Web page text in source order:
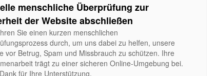
menschliche Überprüfung zur
der Website abschließen
Sie einen kurzen menschlichen
durch, um uns dabei zu helfen, unsere
vor Betrug, Spam und Missbrauch zu schützen. Ihre
trägt zu einer sicheren Online-Umgebung bei.
für Ihre Unterstützung.